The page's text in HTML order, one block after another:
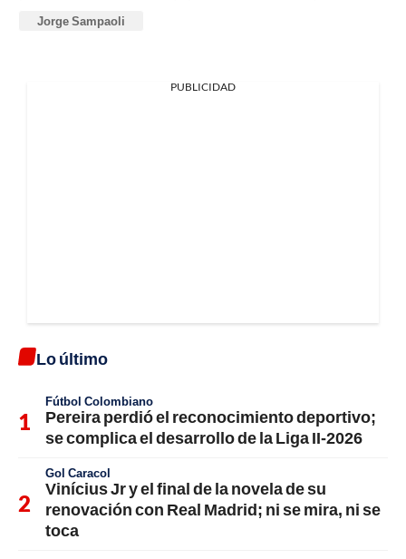
Jorge Sampaoli
PUBLICIDAD
Lo último
Fútbol Colombiano
Pereira perdió el reconocimiento deportivo;
se complica el desarrollo de la Liga II-2026
Gol Caracol
Vinícius Jr y el final de la novela de su
renovación con Real Madrid; ni se mira, ni se
toca